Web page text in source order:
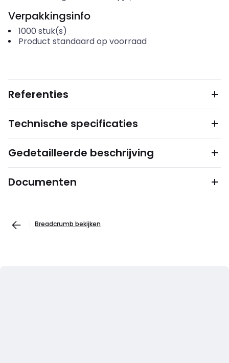
Verpakkingsinfo
1000 stuk(s)
Product standaard op voorraad
Referenties
Technische specificaties
Gedetailleerde beschrijving
Documenten
Breadcrumb bekijken